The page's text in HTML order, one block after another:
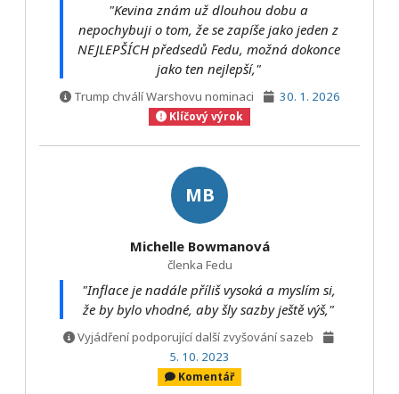
"Kevina znám už dlouhou dobu a
nepochybuji o tom, že se zapíše jako jeden z
NEJLEPŠÍCH předsedů Fedu, možná dokonce
jako ten nejlepší,"
Trump chválí Warshovu nominaci 30. 1. 2026
Klíčový výrok
MB
Michelle Bowmanová
členka Fedu
"Inflace je nadále příliš vysoká a myslím si,
že by bylo vhodné, aby šly sazby ještě výš,"
Vyjádření podporující další zvyšování sazeb
5. 10. 2023
Komentář